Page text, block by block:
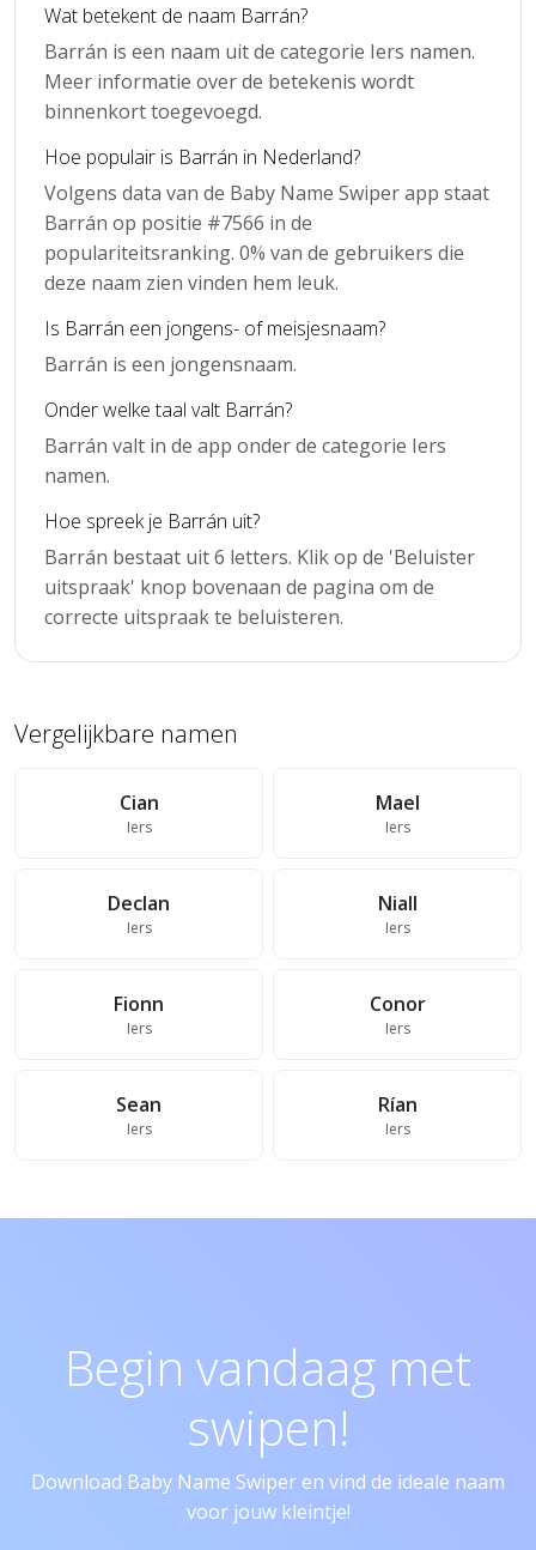
Wat betekent de naam Barrán?
Barrán is een naam uit de categorie Iers namen.
Meer informatie over de betekenis wordt
binnenkort toegevoegd.
Hoe populair is Barrán in Nederland?
Volgens data van de Baby Name Swiper app staat
Barrán op positie #7566 in de
populariteitsranking. 0% van de gebruikers die
deze naam zien vinden hem leuk.
Is Barrán een jongens- of meisjesnaam?
Barrán is een jongensnaam.
Onder welke taal valt Barrán?
Barrán valt in de app onder de categorie Iers
namen.
Hoe spreek je Barrán uit?
Barrán bestaat uit 6 letters. Klik op de 'Beluister
uitspraak' knop bovenaan de pagina om de
correcte uitspraak te beluisteren.
Vergelijkbare namen
Cian
Iers
Mael
Iers
Declan
Iers
Niall
Iers
Fionn
Iers
Conor
Iers
Sean
Iers
Rían
Iers
Begin vandaag met
swipen!
Download Baby Name Swiper en vind de ideale naam
voor jouw kleintje!